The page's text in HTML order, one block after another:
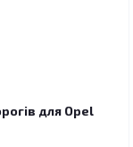
для Opel